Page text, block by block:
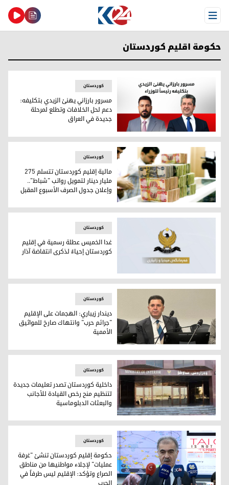
Open Menu
حكومة اقليم كوردستان
مسرور بارزاني يهنئ الزيدي بتكليفه: دعم لحل الخلافات وتطلع
کوردستان
مسرور بارزاني يهنئ الزيدي بتكليفه:
دعم لحل الخلافات وتطلع لمرحلة
جديدة في العراق
مالية إقليم كوردستان تتسلم 275 مليار دينار لتمويل رواتب "شباط".. وإعلان جدول الصرف الأسبوع المقبل
کوردستان
مالية إقليم كوردستان تتسلم 275
مليار دينار لتمويل رواتب "شباط"..
وإعلان جدول الصرف الأسبوع المقبل
غدا الخميس عطلة رسمية في إقليم كوردستان إحياءً لذكرى
کوردستان
غدا الخميس عطلة رسمية في إقليم
كوردستان إحياءً لذكرى انتفاضة آذار
ديندار زيباري: الهجمات على الإقليم "جرائم حرب" وانتهاك صارخ
کوردستان
ديندار زيباري: الهجمات على الإقليم
"جرائم حرب" وانتهاك صارخ للمواثيق
الأممية
داخلية كوردستان تصدر تعليمات جديدة لتنظيم منح رخص القيادة
کوردستان
داخلية كوردستان تصدر تعليمات جديدة
لتنظيم منح رخص القيادة للأجانب
والبعثات الدبلوماسية
کوردستان
حكومة إقليم كوردستان تنشئ "غرفة
عمليات" لإجلاء مواطنيها من مناطق
الصراع وتؤكد: الإقليم ليس طرفاً في